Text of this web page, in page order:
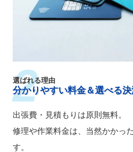
選ばれる理由
分かりやすい料金＆選べる
出張費・見積もりは原則無料。
修理や作業料金は、当然かかっ
す。